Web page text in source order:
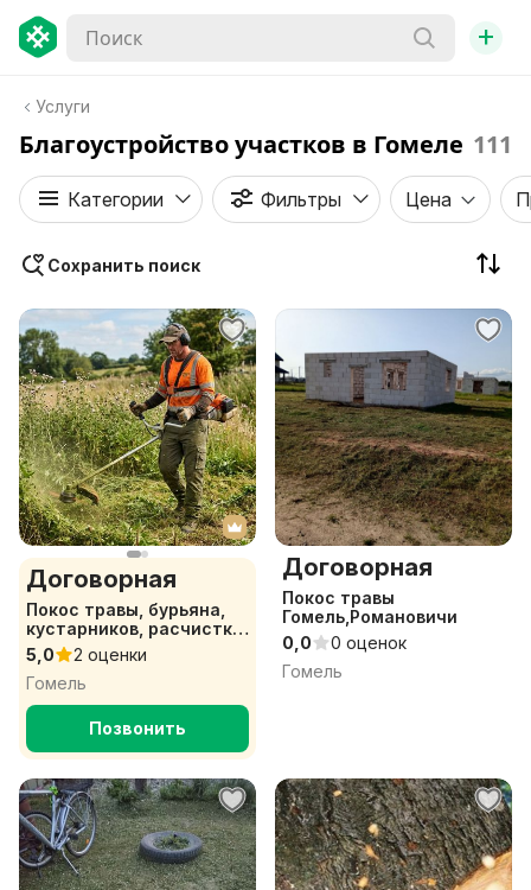
+
Услуги
Благоустройство участков в Гомеле 111
Категории Фильтры Цена
Сохранить поиск
Договорная
Покос травы, бурьяна,
кустарников, расчистка
участка
5,0
2 оценки
Гомель
Позвонить
Договорная
Покос травы
Гомель,Романовичи
0,0
0 оценок
Гомель